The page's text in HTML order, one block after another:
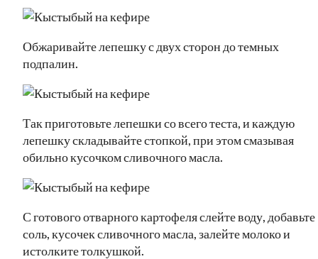
Обжаривайте лепешку с двух сторон до темных
подпалин.
Так приготовьте лепешки со всего теста, и каждую
лепешку складывайте стопкой, при этом смазывая
обильно кусочком сливочного масла.
С готового отварного картофеля слейте воду, добавьте
соль, кусочек сливочного масла, залейте молоко и
истолките толкушкой.